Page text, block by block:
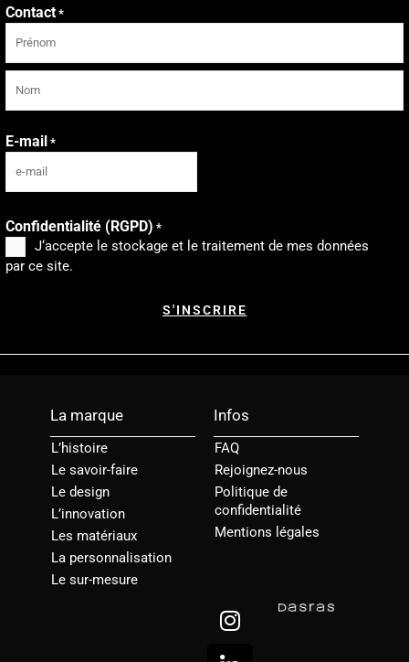
Contact *
Prénom
Nom
E-mail *
Confidentialité (RGPD) *
J‘accepte le stockage et le traitement de mes données
par ce site.
La marque
L’histoire
Le savoir-faire
Le design
L’innovation
Les matériaux
La personnalisation
Le sur-mesure
Infos
FAQ
Rejoignez-nous
Politique de
confidentialité
Mentions légales
I
n
L
i